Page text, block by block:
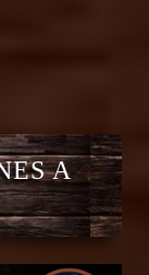
A